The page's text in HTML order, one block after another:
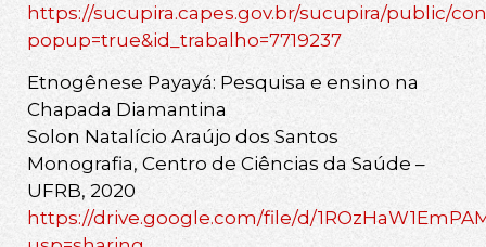
https://sucupira.capes.gov.br/sucupira/public/
popup=true&id_trabalho=7719237
Etnogênese Payayá: Pesquisa e ensino na
Chapada Diamantina
Solon Natalício Araújo dos Santos
Monografia, Centro de Ciências da Saúde –
UFRB, 2020
https://drive.google.com/file/d/